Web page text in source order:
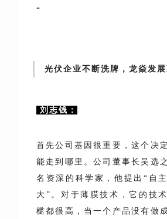
-
光伏企业不断洗牌，龙焱发
刘志钱：
首先公司基因很重要，这个决
能走到哪里。公司董事长吴选
名资深的科学家，他提出“自
大”。对于薄膜技术，它的技
槛都很高，当一个产品没有做